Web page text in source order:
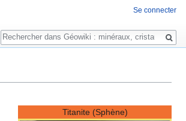
Titanite (Sphène)
Se connecter
Rechercher